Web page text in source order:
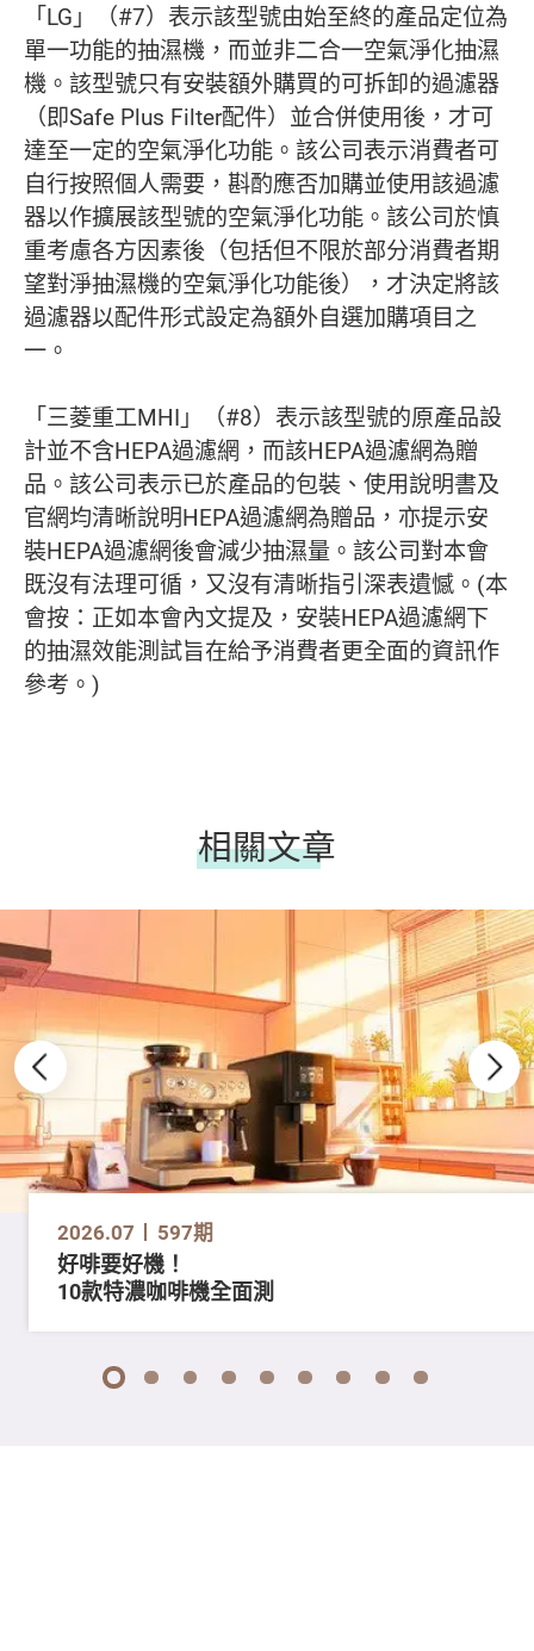
「LG」（#7）表示該型號由始至終的產品定位為
單一功能的抽濕機，而並非二合一空氣淨化抽濕
機。該型號只有安裝額外購買的可拆卸的過濾器
（即Safe Plus Filter配件）並合併使用後，才可
達至一定的空氣淨化功能。該公司表示消費者可
自行按照個人需要，斟酌應否加購並使用該過濾
器以作擴展該型號的空氣淨化功能。該公司於慎
重考慮各方因素後（包括但不限於部分消費者期
望對淨抽濕機的空氣淨化功能後），才決定將該
過濾器以配件形式設定為額外自選加購項目之
一。
「三菱重工MHI」（#8）表示該型號的原產品設
計並不含HEPA過濾網，而該HEPA過濾網為贈
品。該公司表示已於產品的包裝、使用說明書及
官網均清晰說明HEPA過濾網為贈品，亦提示安
裝HEPA過濾網後會減少抽濕量。該公司對本會
既沒有法理可循，又沒有清晰指引深表遺憾。(本
會按：正如本會內文提及，安裝HEPA過濾網下
的抽濕效能測試旨在給予消費者更全面的資訊作
參考。)
相關文章
2026.07 597期
好啡要好機！
10款特濃咖啡機全面測
1 2 3 4 5 6 7 8 9